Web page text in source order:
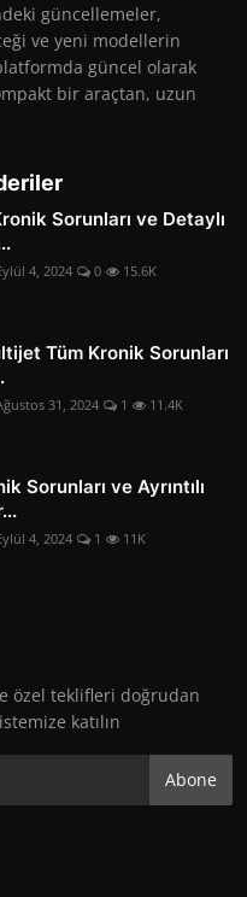
güncellemeler,
ve yeni modellerin
güncel olarak
bir araçtan, uzun
Sorunları ve Detaylı
4, 2024 0 15.6K
Tüm Kronik Sorunları
31, 2024 1 11.4K
Sorunları ve Ayrıntılı
4, 2024 1 11K
özel teklifleri doğrudan
katılın
Abone